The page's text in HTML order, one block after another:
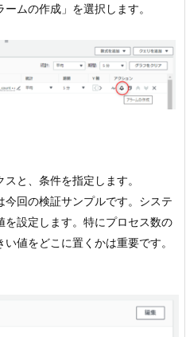
ムの作成」を選択します。
と、条件を指定します。
今回の検証サンプルです。システ
を設定します。特にプロセス数の
値をどこに置くかは重要です。